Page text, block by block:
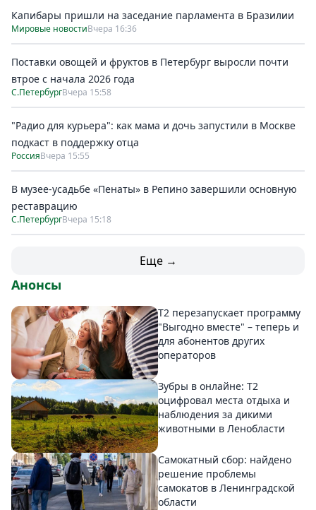
Капибары пришли на заседание парламента в Бразилии
Мировые новостиВчера 16:36
Поставки овощей и фруктов в Петербург выросли почти
втрое с начала 2026 года
С.ПетербургВчера 15:58
"Радио для курьера": как мама и дочь запустили в Москве
подкаст в поддержку отца
РоссияВчера 15:55
В музее-усадьбе «Пенаты» в Репино завершили основную
реставрацию
С.ПетербургВчера 15:18
Еще →
Анонсы
Т2 перезапускает программу
"Выгодно вместе" – теперь и
для абонентов других
операторов
Зубры в онлайне: Т2
оцифровал места отдыха и
наблюдения за дикими
животными в Ленобласти
Самокатный сбор: найдено
решение проблемы
самокатов в Ленинградской
области